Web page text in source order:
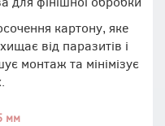
картону, яке
від паразитів і
монтаж та мінімізує
мм